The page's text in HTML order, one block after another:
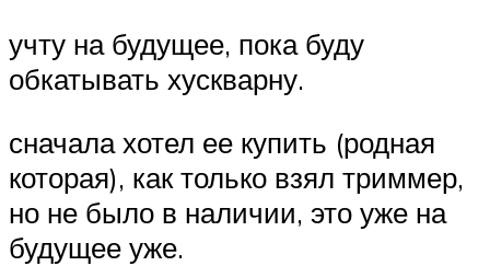
учту на будущее, пока буду
обкатывать хускварну.
сначала хотел ее купить (родная
которая), как только взял триммер,
но не было в наличии, это уже на
будущее уже.